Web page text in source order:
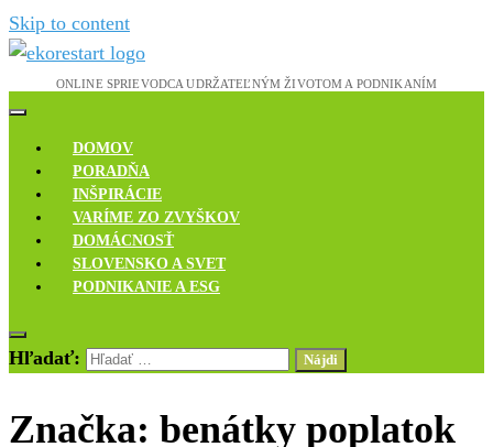
Skip to content
Ekoreštart
Novinky, rozhovory a inšpirácie
DOMOV
PORADŇA
INŠPIRÁCIE
VARÍME ZO ZVYŠKOV
DOMÁCNOSŤ
SLOVENSKO A SVET
PODNIKANIE A ESG
Hľadať:
Značka: benátky poplatok